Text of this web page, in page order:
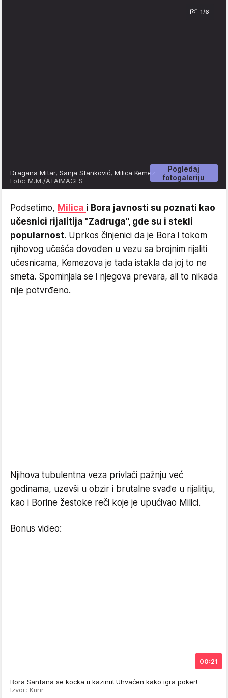
1/6
Pogledaj
fotogaleriju
Dragana Mitar, Sanja Stanković, Milica Kemez
Foto: M.M./ATAIMAGES
Podsetimo, Milica i Bora javnosti su poznati kao
učesnici rijalitija "Zadruga", gde su i stekli
popularnost. Uprkos činjenici da je Bora i tokom
njihovog učešća dovođen u vezu sa brojnim rijaliti
učesnicama, Kemezova je tada istakla da joj to ne
smeta. Spominjala se i njegova prevara, ali to nikada
nije potvrđeno.
Njihova tubulentna veza privlači pažnju već
godinama, uzevši u obzir i brutalne svađe u rijalitiju,
kao i Borine žestoke reči koje je upućivao Milici.
Bonus video:
00:21
Bora Santana se kocka u kazinu! Uhvaćen kako igra poker!
Izvor: Kurir